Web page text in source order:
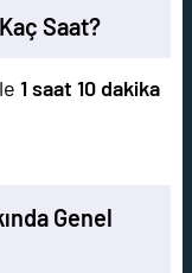
Saat?
1 saat 10 dakika
Genel